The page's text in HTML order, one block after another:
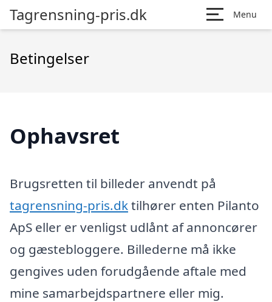
Tagrensning-pris.dk Menu
Betingelser
Ophavsret
Brugsretten til billeder anvendt på
tagrensning-pris.dktilhører enten Pilanto
ApS eller er venligst udlånt af annoncører
og gæstebloggere. Billederne må ikke
gengives uden forudgående aftale med
mine samarbejdspartnere eller mig.